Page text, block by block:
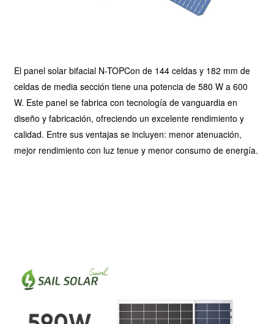
El panel solar bifacial N-TOPCon de 144 celdas y 182 mm de
celdas de media sección tiene una potencia de 580 W a 600
W. Este panel se fabrica con tecnología de vanguardia en
diseño y fabricación, ofreciendo un excelente rendimiento y
calidad. Entre sus ventajas se incluyen: menor atenuación,
mejor rendimiento con luz tenue y menor consumo de energía.